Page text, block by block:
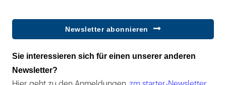
Newsletter abonnieren
Sie interessieren sich für einen unserer anderen
Newsletter?